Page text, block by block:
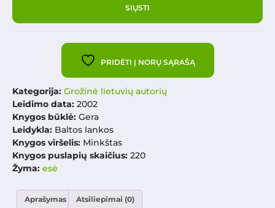
PRIDĖTI Į NORŲ SĄRAŠĄ
Kategorija: Grožinė lietuvių autorių
Leidimo data: 2002
Knygos būklė: Gera
Leidykla: Baltos lankos
Knygos viršelis: Minkštas
Knygos puslapių skaičius: 220
Žyma: esė
Aprašymas Atsiliepimai (0)